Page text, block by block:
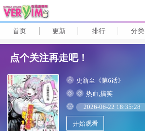
首页 更新 排行 分类
点个关注再走吧！
更新至《第6话》
热血,搞笑
2026-06-22 18:35:28
开始观看